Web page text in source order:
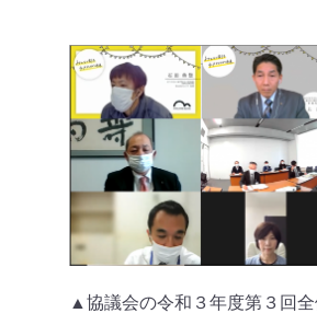
▲協議会の令和３年度第３回